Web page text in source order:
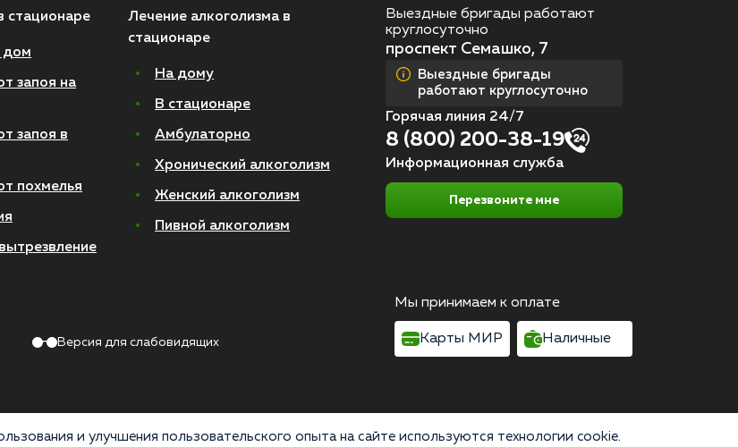
стационаре
дом
запоя на
запоя в
похмелья
Лечение алкоголизма в
стационаре
На дому
В стационаре
Амбулаторно
Хронический алкоголизм
Женский алкоголизм
Пивной алкоголизм
Выездные бригады работают
круглосуточно
проспект Семашко, 7
Выездные бригады
работают круглосуточно
Горячая линия 24/7
8 (800) 200-38-19
Информационная служба
Перезвоните мне
Версия для слабовидящих
Мы принимаем к оплате
Карты МИР Наличные
и улучшения пользовательского опыта на сайте используются технологии cookie.